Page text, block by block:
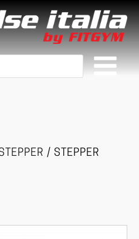
/ STEPPER